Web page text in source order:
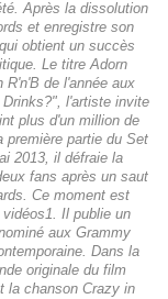
Après la dissolution
et enregistre son
obtient un succès
Le titre Adorn
R'n'B de l'année aux
l'artiste invite
plus d'un million de
partie du Set
2013, il défraie la
fans après un saut
Ce moment est
Il publie un
aux Grammy
Dans la
originale du film
la chanson Crazy in